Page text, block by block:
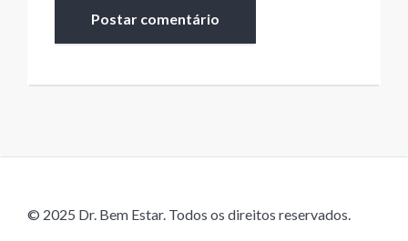
© 2025 Dr. Bem Estar. Todos os direitos reservados.